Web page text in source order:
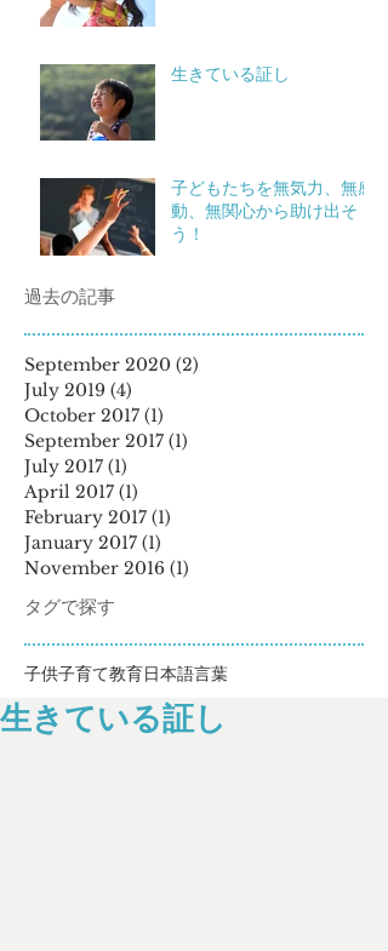
生きている証し
子どもたちを無気力、無感
動、無関心から助け出そ
う！
過去の記事
September 2020 (2)
July 2019 (4)
October 2017 (1)
September 2017 (1)
July 2017 (1)
April 2017 (1)
February 2017 (1)
January 2017 (1)
November 2016 (1)
タグで探す
子供子育て教育日本語言葉
生きている証し